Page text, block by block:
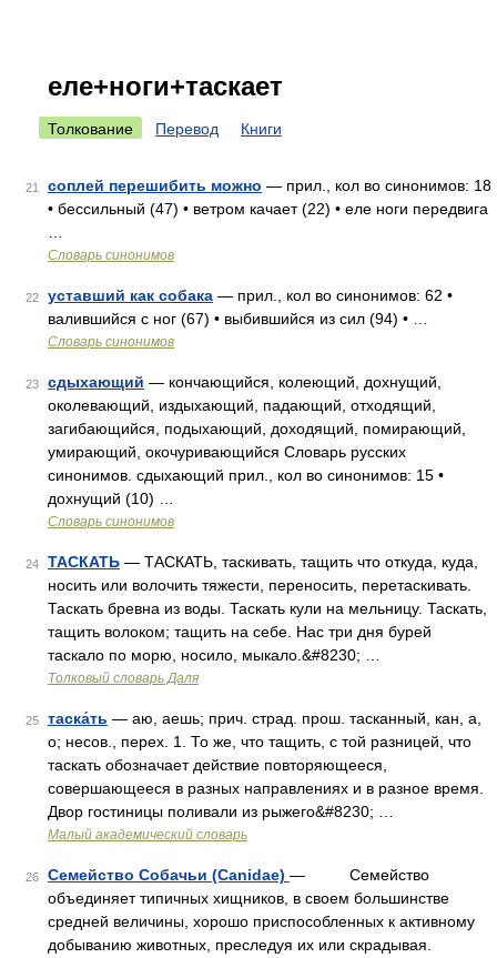
еле+ноги+таскает
Толкование Перевод Книги
21 соплей перешибить можно — прил., кол во синонимов: 18
• бессильный (47) • ветром качает (22) • еле ноги передвига
Словарь синонимов
22 уставший как собака — прил., кол во синонимов: 62 •
валившийся с ног (67) • выбившийся из сил (94) • …
Словарь синонимов
23 сдыхающий — кончающийся, колеющий, дохнущий,
околевающий, издыхающий, падающий, отходящий,
загибающийся, подыхающий, доходящий, помирающий,
умирающий, окочуривающийся Словарь русских
синонимов. сдыхающий прил., кол во синонимов: 15 •
дохнущий (10) …
Словарь синонимов
24 ТАСКАТЬ — ТАСКАТЬ, таскивать, тащить что откуда, куда,
носить или волочить тяжести, переносить, перетаскивать.
Таскать бревна из воды. Таскать кули на мельницу. Таскать,
тащить волоком; тащить на себе. Нас три дня бурей
таскало по морю, носило, мыкало.&#8230; …
Толковый словарь Даля
25 таска́ть — аю, аешь; прич. страд. прош. тасканный, кан, а,
о; несов., перех. 1. То же, что тащить, с той разницей, что
таскать обозначает действие повторяющееся,
совершающееся в разных направлениях и в разное время.
Двор гостиницы поливали из рыжего&#8230; …
Малый академический словарь
26 Семейство Собачьи (Canidae) — Семейство
объединяет типичных хищников, в своем большинстве
средней величины, хорошо приспособленных к активному
добыванию животных, преследуя их или скрадывая.